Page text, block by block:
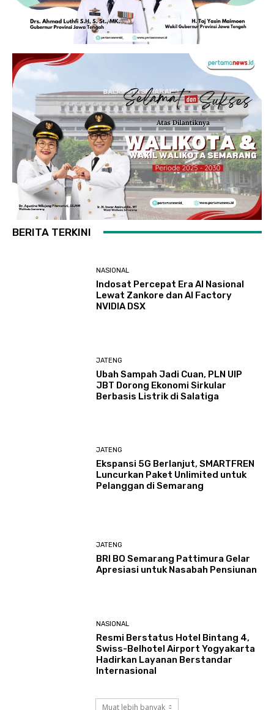
BERITA TERKINI
NASIONAL
Indosat Percepat Era AI Nasional
Lewat Zankore dan AI Factory
NVIDIA DSX
JATENG
Ubah Sampah Jadi Cuan, PLN UIP
JBT Dorong Ekonomi Sirkular
Berbasis Listrik di Salatiga
JATENG
Ekspansi 5G Berlanjut, SMARTFREN
Luncurkan Paket Unlimited untuk
Pelanggan di Semarang
JATENG
BRI BO Semarang Pattimura Gelar
Apresiasi untuk Nasabah Pensiunan
NASIONAL
Resmi Berstatus Hotel Bintang 4,
Swiss-Belhotel Airport Yogyakarta
Hadirkan Layanan Berstandar
Internasional
Muat lebih banyak